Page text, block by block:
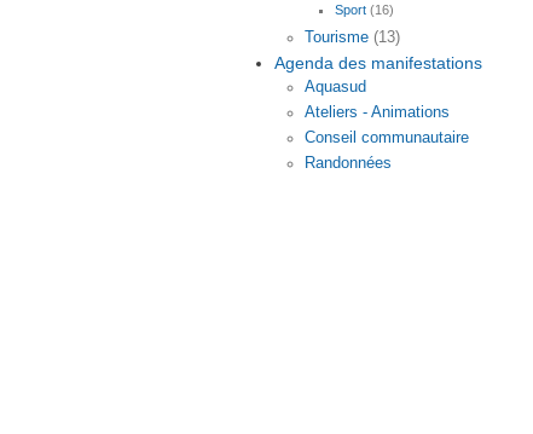
Sport (16)
Tourisme (13)
Agenda des manifestations
Aquasud
Ateliers - Animations
Conseil communautaire
Randonnées